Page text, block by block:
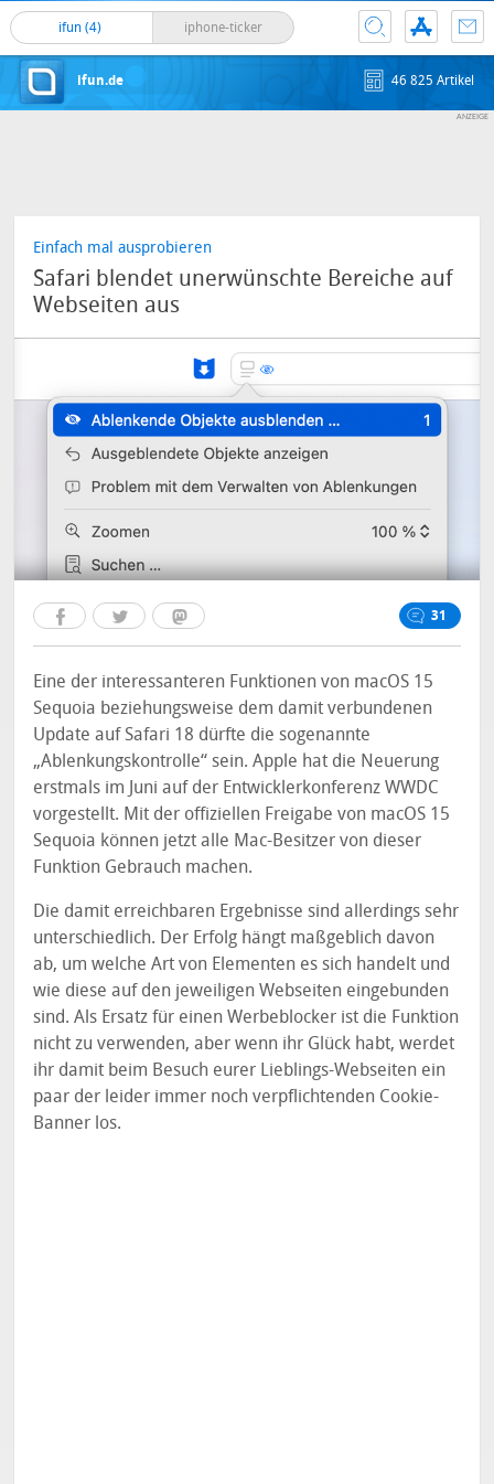
ifun (4) iphone-ticker
ifun.de 46 825 Artikel
Einfach mal ausprobieren
Safari blendet unerwünschte Bereiche auf
Webseiten aus
31
Eine der interessanteren Funktionen von macOS 15
Sequoia beziehungsweise dem damit verbundenen
Update auf Safari 18 dürfte die sogenannte
„Ablenkungskontrolle“ sein. Apple hat die Neuerung
erstmals im Juni auf der Entwicklerkonferenz WWDC
vorgestellt. Mit der offiziellen Freigabe von macOS 15
Sequoia können jetzt alle Mac-Besitzer von dieser
Funktion Gebrauch machen.
Die damit erreichbaren Ergebnisse sind allerdings sehr
unterschiedlich. Der Erfolg hängt maßgeblich davon
ab, um welche Art von Elementen es sich handelt und
wie diese auf den jeweiligen Webseiten eingebunden
sind. Als Ersatz für einen Werbeblocker ist die Funktion
nicht zu verwenden, aber wenn ihr Glück habt, werdet
ihr damit beim Besuch eurer Lieblings-Webseiten ein
paar der leider immer noch verpflichtenden Cookie-
Banner los.